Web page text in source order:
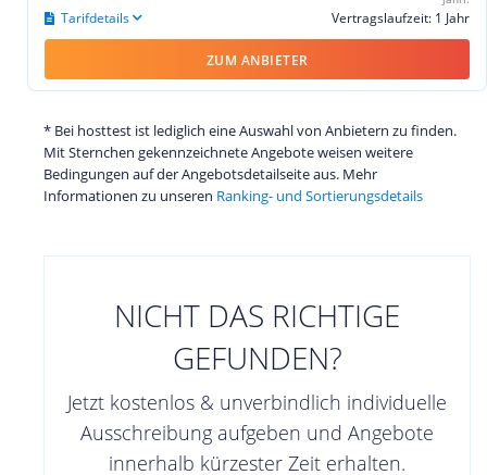
Vertragslaufzeit: 1 Jahr
Tarifdetails
ZUM ANBIETER
* Bei hosttest ist lediglich eine Auswahl von Anbietern zu finden.
Mit Sternchen gekennzeichnete Angebote weisen weitere
Bedingungen auf der Angebotsdetailseite aus. Mehr
Informationen zu unseren Ranking- und Sortierungsdetails
NICHT DAS RICHTIGE
GEFUNDEN?
Jetzt kostenlos & unverbindlich individuelle
Ausschreibung aufgeben und Angebote
innerhalb kürzester Zeit erhalten.